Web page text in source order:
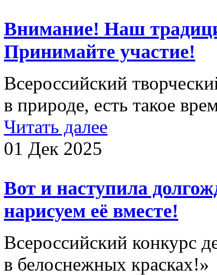
Внимание! Наш
Принимайте участие!
Всероссийский
в природе, есть такое
Читать далее
01 Дек 2025
Вот и наступила
нарисуем её вместе!
Всероссийский конкурс
в белоснежных красках!»